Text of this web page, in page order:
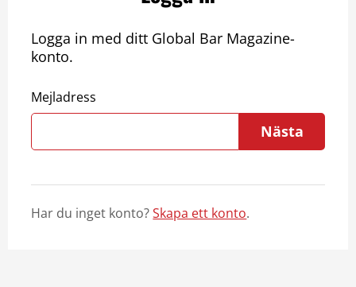
Logga in med ditt Global Bar Magazine-
konto.
Mejladress
Nästa
Har du inget konto?Skapa ett konto.